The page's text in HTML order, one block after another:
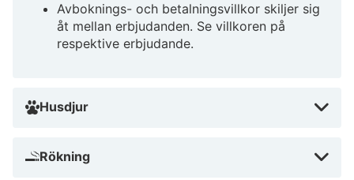
Avboknings- och betalningsvillkor skiljer sig
åt mellan erbjudanden. Se villkoren på
respektive erbjudande.
Husdjur
Rökning